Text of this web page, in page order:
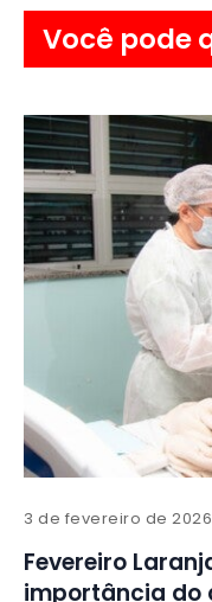
Você pode
3 de fevereiro de 2026
Fevereiro
importância do